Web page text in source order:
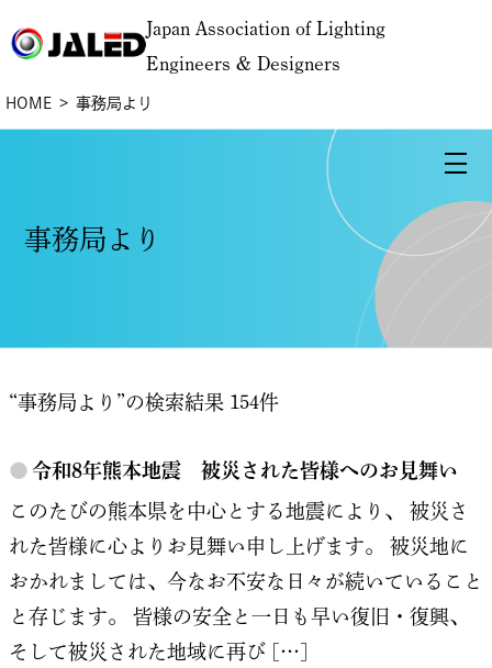
Japan Association of Lighting
Engineers & Designers
HOME 事務局より
事務局より
“事務局より”の検索結果 154件
● 令和8年熊本地震 被災された皆様へのお見舞い
このたびの熊本県を中心とする地震により、 被災さ
れた皆様に心よりお見舞い申し上げます。 被災地に
おかれましては、今なお不安な日々が続いていること
と存じます。 皆様の安全と一日も早い復旧・復興、
そして被災された地域に再び […]